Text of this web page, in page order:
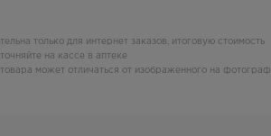
только для интернет заказов, итоговую стоимость
на кассе в аптеке
может отличаться от изображенного на